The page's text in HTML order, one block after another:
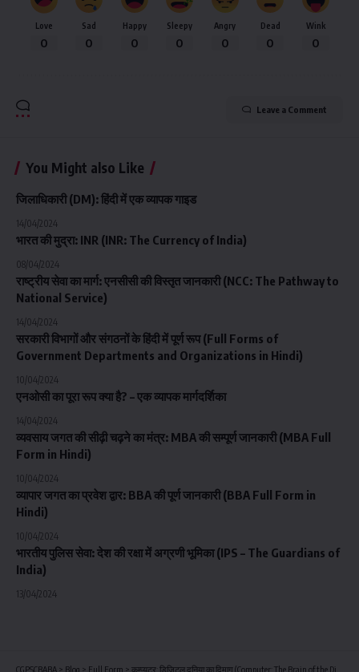
Love
0
Sad
0
Happy
0
Sleepy
0
Angry
0
Dead
0
Wink
0
Leave a Comment
You Might also Like
जिलाधिकारी (DM): हिंदी में एक व्यापक गाइड
14/04/2024
भारत की मुद्रा: INR (INR: The Currency of India)
08/04/2024
राष्ट्रीय सेवा का मार्ग: एनसीसी की विस्तृत जानकारी (NCC: The Pathway to
National Service)
14/04/2024
सरकारी विभागों और संगठनों के हिंदी में पूर्ण रूप (Full Forms of
Government Departments and Organizations in Hindi)
10/04/2024
एनओसी का पूरा रूप क्या है? – एक व्यापक मार्गदर्शिका
14/04/2024
व्यवसाय जगत की सीढ़ी चढ़ने का मंत्र: MBA की सम्पूर्ण जानकारी (MBA Full
Form in Hindi)
10/04/2024
व्यापार जगत का प्रवेश द्वार: BBA की पूर्ण जानकारी (BBA Full Form in
Hindi)
10/04/2024
भारतीय पुलिस सेवा: देश की रक्षा में अग्रणी भूमिका (IPS – The Guardians of
India)
13/04/2024
CGPSCBABA > Blog > Full Form > कम्प्यूटर: डिजिटल दुनिया का दिमाग (Computer: The Brain of the Digital World)